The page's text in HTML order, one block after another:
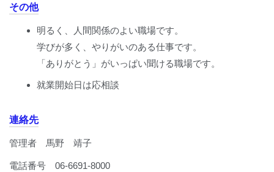
その他
明るく、人間関係のよい職場です。
学びが多く、やりがいのある仕事です。
「ありがとう」がいっぱい聞ける職場です。
就業開始日は応相談
連絡先
管理者 馬野 靖子
電話番号 06-6691-8000